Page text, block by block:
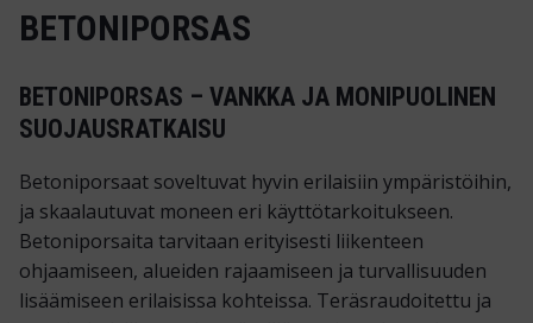
BETONIPORSAS
BETONIPORSAS – VANKKA JA MONIPUOLINEN
SUOJAUSRATKAISU
Betoniporsaat soveltuvat hyvin erilaisiin ympäristöihin,
ja skaalautuvat moneen eri käyttötarkoitukseen.
Betoniporsaita tarvitaan erityisesti liikenteen
ohjaamiseen, alueiden rajaamiseen ja turvallisuuden
lisäämiseen erilaisissa kohteissa. Teräsraudoitettu ja